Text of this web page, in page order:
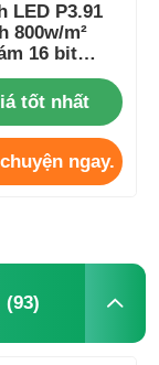
LED P3.91
800w/m²
16 bit
IP65
tốt nhất
ngay.
(93)